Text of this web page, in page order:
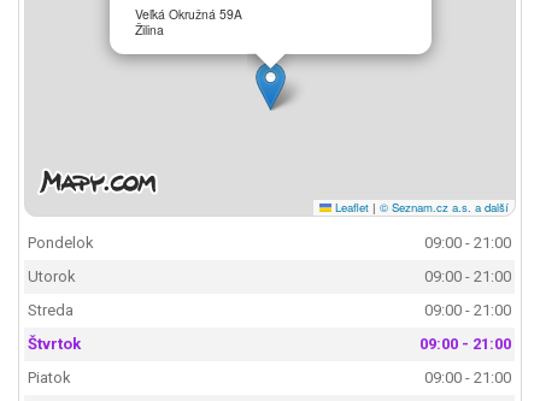
Veľká Okružná 59A
Žilina
Leaflet | © Seznam.cz a.s. a další
Pondelok
09:00 - 21:00
Utorok
09:00 - 21:00
Streda
09:00 - 21:00
Štvrtok
09:00 - 21:00
Piatok
09:00 - 21:00